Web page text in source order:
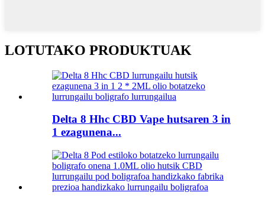
LOTUTAKO PRODUKTUAK
Delta 8 Hhc CBD Vape hutsaren 3 in
1 ezagunena...